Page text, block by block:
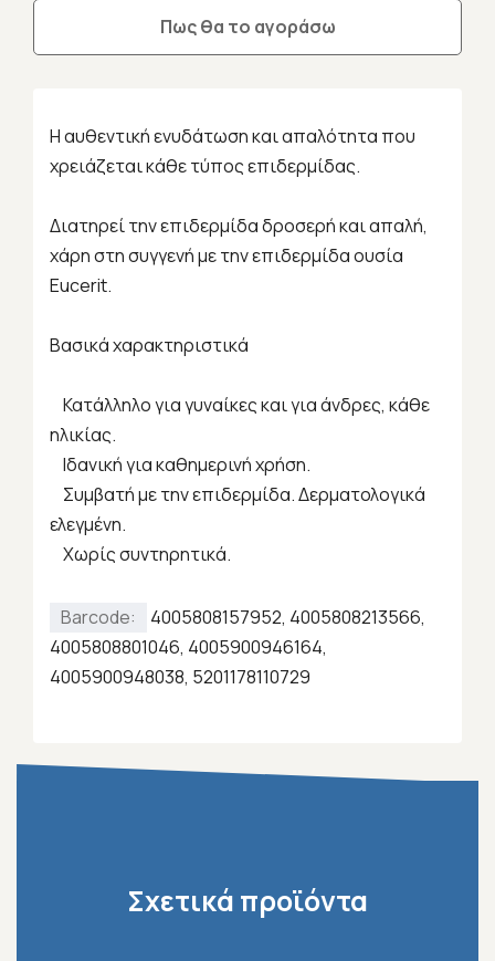
Πως θα το αγοράσω
Η αυθεντική ενυδάτωση και απαλότητα που
χρειάζεται κάθε τύπος επιδερμίδας.
Διατηρεί την επιδερμίδα δροσερή και απαλή,
χάρη στη συγγενή με την επιδερμίδα ουσία
Eucerit.
Βασικά χαρακτηριστικά
Κατάλληλο για γυναίκες και για άνδρες, κάθε
ηλικίας.
Ιδανική για καθημερινή χρήση.
Συμβατή με την επιδερμίδα. Δερματολογικά
ελεγμένη.
Χωρίς συντηρητικά.
Barcode:
4005808157952, 4005808213566,
4005808801046, 4005900946164,
4005900948038, 5201178110729
Σχετικά προϊόντα